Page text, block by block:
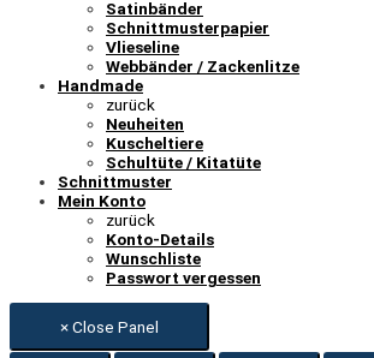
Satinbänder
Schnittmusterpapier
Vlieseline
Webbänder / Zackenlitze
Handmade
zurück
Neuheiten
Kuscheltiere
Schultüte / Kitatüte
Schnittmuster
Mein Konto
zurück
Konto-Details
Wunschliste
Passwort vergessen
× Close Panel